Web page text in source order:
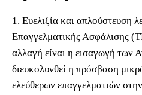
1. Ευελιξία και απλούστευση
Επαγγελματικής Ασφάλισης
αλλαγή είναι η εισαγωγή των
διευκολυνθεί η πρόσβαση
ελεύθερων επαγγελματιών